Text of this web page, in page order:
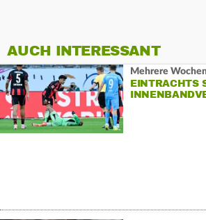
AUCH INTERESSANT
Mehrere
EINTRACHTS